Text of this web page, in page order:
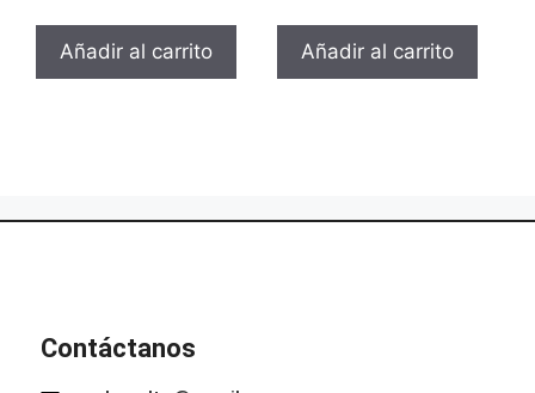
Añadir al carrito Añadir al carrito
Contáctanos